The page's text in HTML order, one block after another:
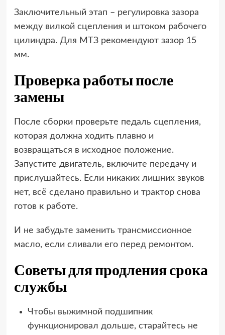
Заключительный этап – регулировка зазора
между вилкой сцепления и штоком рабочего
цилиндра. Для МТЗ рекомендуют зазор 15
мм.
Проверка работы после
замены
После сборки проверьте педаль сцепления,
которая должна ходить плавно и
возвращаться в исходное положение.
Запустите двигатель, включите передачу и
прислушайтесь. Если никаких лишних звуков
нет, всё сделано правильно и трактор снова
готов к работе.
И не забудьте заменить трансмиссионное
масло, если сливали его перед ремонтом.
Советы для продления срока
службы
Чтобы выжимной подшипник
функционировал дольше, старайтесь не